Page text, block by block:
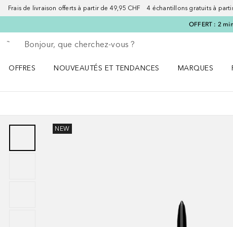
Frais de livraison offerts à partir de 49,95 CHF 4 échantillons gratuits à
OFFERT : 2
Retourner
Exécuter la recherche
OFFRES
NOUVEAUTÉS ET TENDANCES
MARQUES
NEW